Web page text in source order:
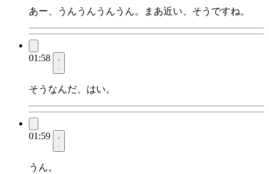
あー、うんうんうんうん。まあ近い、そうですね。
01:58
そうなんだ、はい。
01:59
うん。